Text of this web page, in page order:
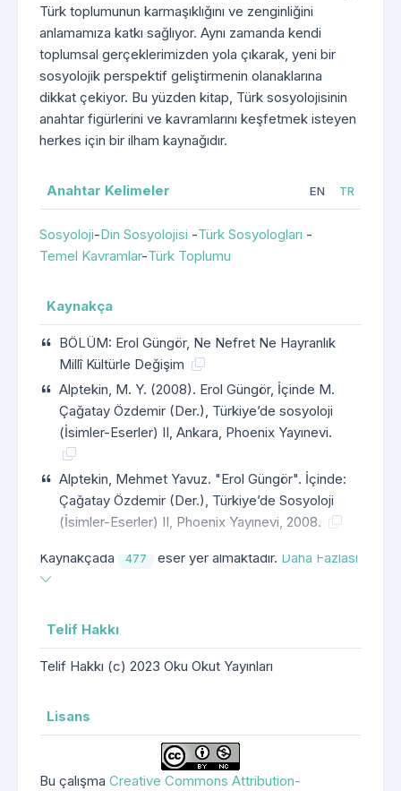
Türk toplumunun karmaşıklığını ve zenginliğini
anlamamıza katkı sağlıyor. Aynı zamanda kendi
toplumsal gerçeklerimizden yola çıkarak, yeni bir
sosyolojik perspektif geliştirmenin olanaklarına
dikkat çekiyor. Bu yüzden kitap, Türk sosyolojisinin
anahtar figürlerini ve kavramlarını keşfetmek isteyen
herkes için bir ilham kaynağıdır.
Anahtar Kelimeler EN TR
Sosyoloji-Din Sosyolojisi -Türk Sosyologları -
Temel Kavramlar-Türk Toplumu
Kaynakça
BÖLÜM: Erol Güngör, Ne Nefret Ne Hayranlık
Millî Kültürle Değişim
Alptekin, M. Y. (2008). Erol Güngör, İçinde M.
Çağatay Özdemir (Der.), Türkiye’de sosyoloji
(İsimler-Eserler) II, Ankara, Phoenix Yayınevi.
Alptekin, Mehmet Yavuz. "Erol Güngör". İçinde:
Çağatay Özdemir (Der.), Türkiye’de Sosyoloji
(İsimler-Eserler) II, Phoenix Yayınevi, 2008.
Kaynakçada 477 eser yer almaktadır. Daha Fazlası
Telif Hakkı
Telif Hakkı (c) 2023 Oku Okut Yayınları
Lisans
Bu çalışma Creative Commons Attribution-